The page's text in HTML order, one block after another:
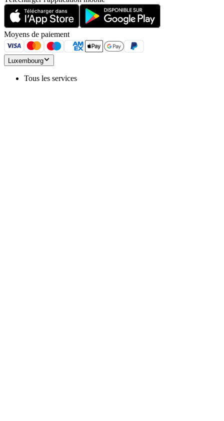
Moyens de paiement
Luxembourg
Tous les services